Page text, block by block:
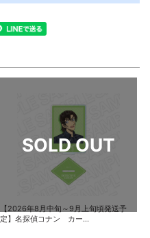
【2026年8月中旬～9月上旬頃発送予
定】名探偵コナン カー...